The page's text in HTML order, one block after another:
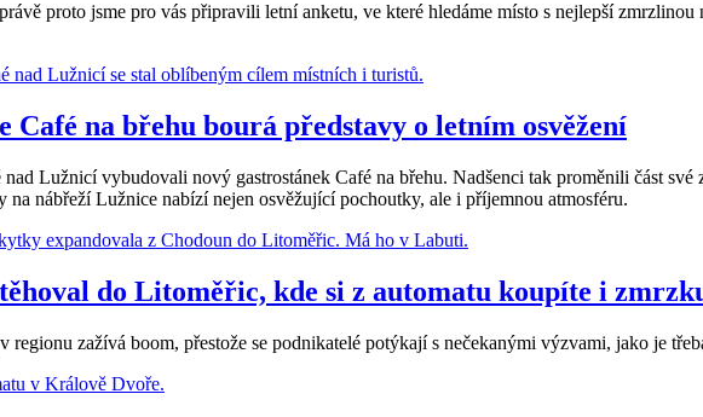
proto jsme pro vás připravili letní anketu, ve které hledáme místo s nejlepší
na břehu bourá představy o letním osvěžení
Lužnicí vybudovali nový gastrostánek Café na břehu. Nadšenci tak proměnili část
na nábřeží Lužnice nabízí nejen osvěžující pochoutky, ale i příjemnou atmosféru.
do Litoměřic, kde si z automatu koupíte i
zažívá boom, přestože se podnikatelé potýkají s nečekanými výzvami, jako je